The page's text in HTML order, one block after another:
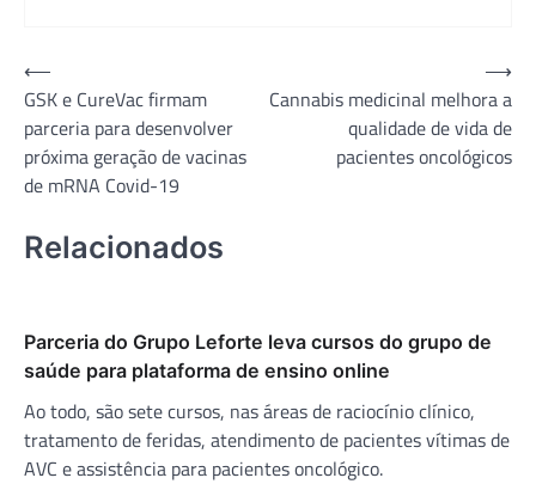
Navegação
de
Post
⟵
GSK e CureVac firmam
parceria para desenvolver
próxima geração de vacinas
de mRNA Covid-19
Cannabis medicinal melhora a
qualidade de vida de
pacientes oncológicos
⟶
Relacionados
Parceria do Grupo Leforte leva cursos do grupo de
saúde para plataforma de ensino online
Ao todo, são sete cursos, nas áreas de raciocínio clínico,
tratamento de feridas, atendimento de pacientes vítimas de
AVC e assistência para pacientes oncológico.